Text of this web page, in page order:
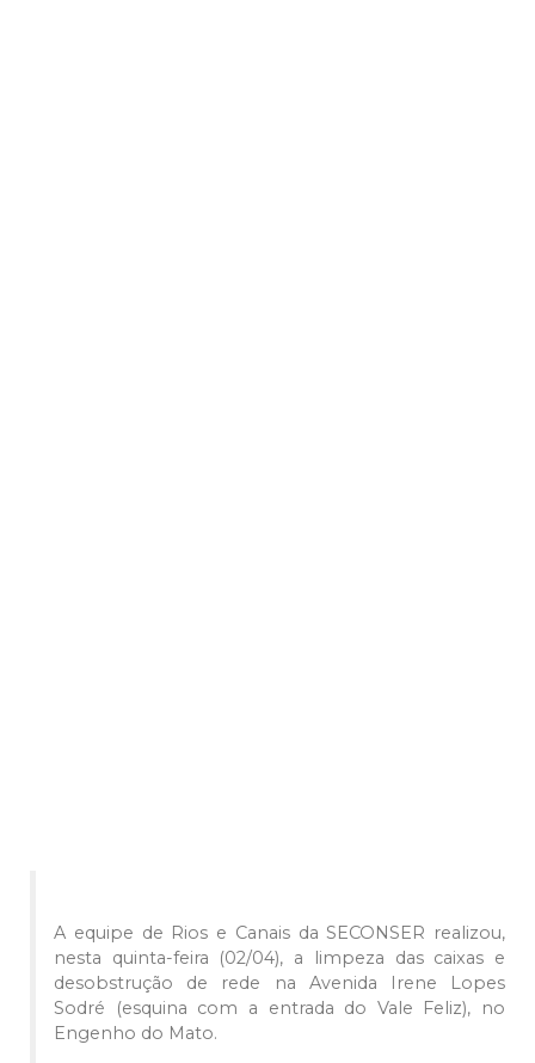
A equipe de Rios e Canais da SECONSER realizou,
nesta quinta-feira (02/04), a limpeza das caixas e
desobstrução de rede na Avenida Irene Lopes
Sodré (esquina com a entrada do Vale Feliz), no
Engenho do Mato.